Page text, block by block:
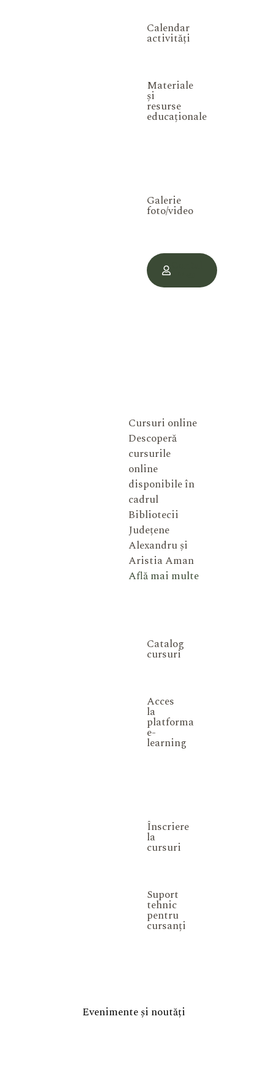
Calendar
activități
Materiale
și
resurse
educaționale
Galerie
foto/video
Cursuri online
Descoperă
cursurile
online
disponibile în
cadrul
Bibliotecii
Județene
Alexandru și
Aristia Aman
Află mai multe
Catalog
cursuri
Acces
la
platforma
e-
learning
Înscriere
la
cursuri
Suport
tehnic
pentru
cursanți
Evenimente și noutăți